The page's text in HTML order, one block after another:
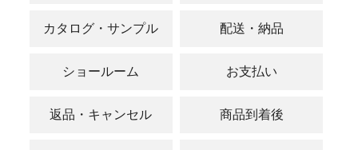
カタログ・サンプル 配送・納品
ショールーム お支払い
返品・キャンセル 商品到着後